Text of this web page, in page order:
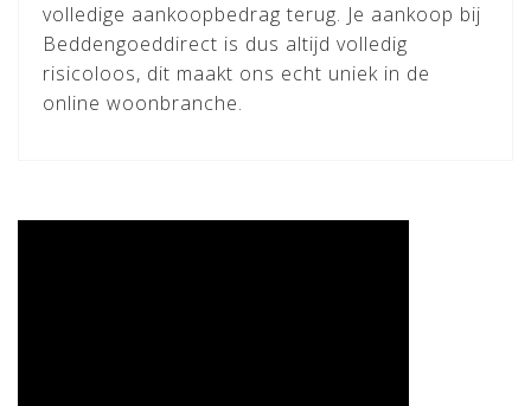
volledige aankoopbedrag terug. Je aankoop bij
Beddengoeddirect is dus altijd volledig
risicoloos, dit maakt ons echt uniek in de
online woonbranche.